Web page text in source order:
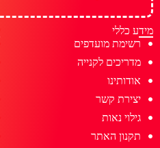
מידע כללי
רשימת מועדפים
מדריכים לקנייה
אודותינו
יצירת קשר
גילוי נאות
תקנון האתר